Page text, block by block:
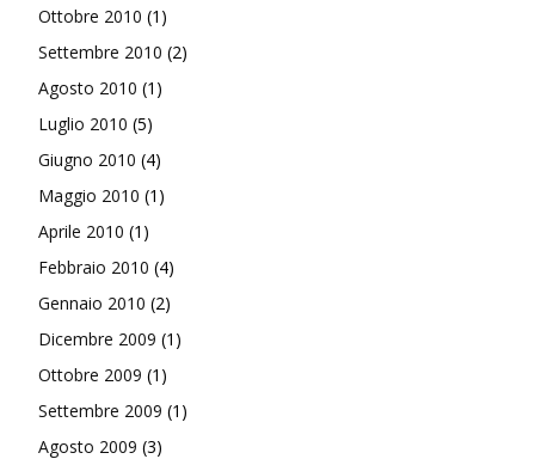
Ottobre 2010 (1)
Settembre 2010 (2)
Agosto 2010 (1)
Luglio 2010 (5)
Giugno 2010 (4)
Maggio 2010 (1)
Aprile 2010 (1)
Febbraio 2010 (4)
Gennaio 2010 (2)
Dicembre 2009 (1)
Ottobre 2009 (1)
Settembre 2009 (1)
Agosto 2009 (3)